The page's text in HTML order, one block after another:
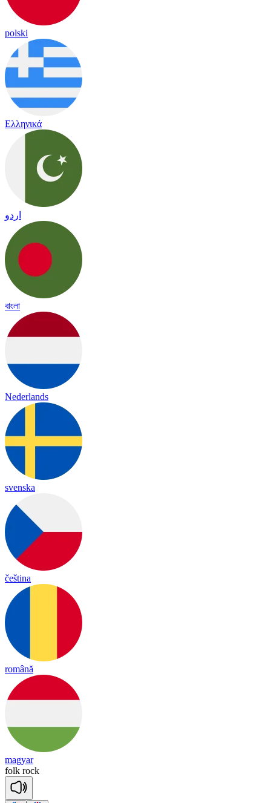
polski
Ελληνικά
اردو
বাংলা
Nederlands
svenska
čeština
română
magyar
folk rock